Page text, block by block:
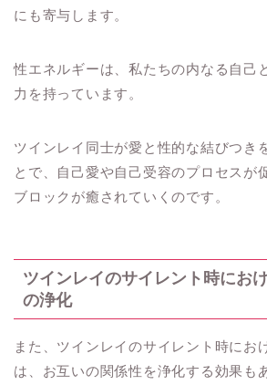
にも寄与します。
性エネルギーは、私たちの内なる自己
力を持っています。
ツインレイ同士が愛と性的な結びつき
とで、自己愛や自己受容のプロセスが
ブロックが癒されていくのです。
ツインレイのサイレント時にお
の浄化
また、ツインレイのサイレント時にお
は、お互いの関係性を浄化する効果も